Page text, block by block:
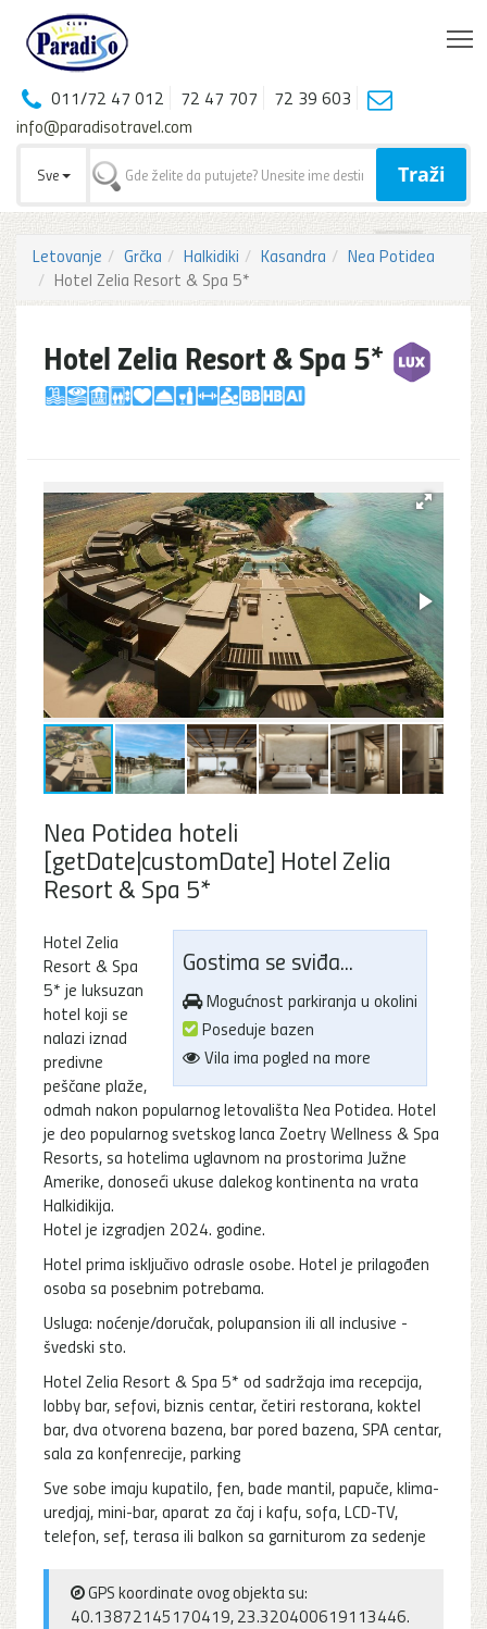
011/72 47 012 72 47 707
72 39 603
info@paradisotravel.com
Sve Traži
Letovanje Grčka Halkidiki Kasandra
Nea Potidea
Hotel Zelia Resort & Spa 5*
Hotel Zelia Resort & Spa 5*
Nea Potidea hoteli
[getDate|customDate] Hotel Zelia
Resort & Spa 5*
Gostima se sviđa...
Mogućnost parkiranja u okolini
Poseduje bazen
Vila ima pogled na more
Hotel Zelia
Resort & Spa
5* je luksuzan
hotel koji se
nalazi iznad
predivne
peščane plaže,
odmah nakon popularnog letovališta Nea Potidea. Hotel
je deo popularnog svetskog lanca Zoetry Wellness & Spa
Resorts, sa hotelima uglavnom na prostorima Južne
Amerike, donoseći ukuse dalekog kontinenta na vrata
Halkidikija.
Hotel je izgradjen 2024. godine.
Hotel prima isključivo odrasle osobe. Hotel je prilagođen
osoba sa posebnim potrebama.
Usluga: noćenje/doručak, polupansion ili all inclusive -
švedski sto.
Hotel Zelia Resort & Spa 5* od sadržaja ima recepcija,
lobby bar, sefovi, biznis centar, četiri restorana, koktel
bar, dva otvorena bazena, bar pored bazena, SPA centar,
sala za konfenrecije, parking
Sve sobe imaju kupatilo, fen, bade mantil, papuče, klima-
uredjaj, mini-bar, aparat za čaj i kafu, sofa, LCD-TV,
telefon, sef, terasa ili balkon sa garniturom za sedenje
GPS koordinate ovog objekta su:
40.13872145170419, 23.320400619113446.